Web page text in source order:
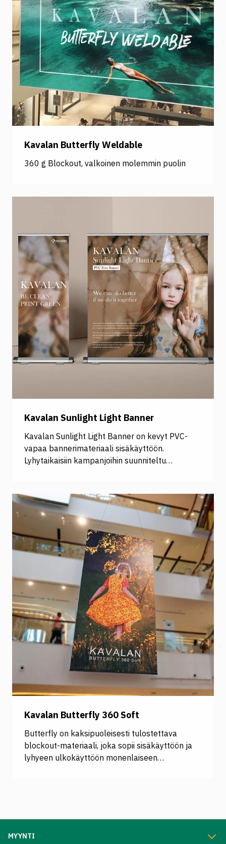
likaa ja rasvaa hylkivä, kestävyyttä lisäävä
pinnoite. Korkealaatuinen PVC-vapaa
bannerimateriaali pysyy suorana ja siistinä eikä
rispaannu leikattaessa. Kavalanin Sunlight-
materiaalit tarjoavat korkealaatuista
tulostusjälkeä UV- ja lateksiväreillä, mikä
varmistaa, että viestisi näkyy kirkkaana ja
selkeänä, olipa kyseessä lyhytaikainen
kampanja tai pitkäaikainen mainosratkaisu!
Kavalan Butterfly Weldable
360 g Blockout, valkoinen molemmin puolin
Kavalan Sunlight Light Banner
Kavalan Sunlight Light Banner on kevyt PVC-
vapaa bannerimateriaali sisäkäyttöön.
Lyhytaikaisiin kampanjoihin suunniteltu
Kavalan Butterfly 360 Soft
Butterfly on kaksipuoleisesti tulostettava
blockout-materiaali, joka sopii sisäkäyttöön ja
lyhyeen ulkokäyttöön monenlaiseen
hyvin roll-uppeihin, bannereihin ja roikkoihin.
MYYNTI